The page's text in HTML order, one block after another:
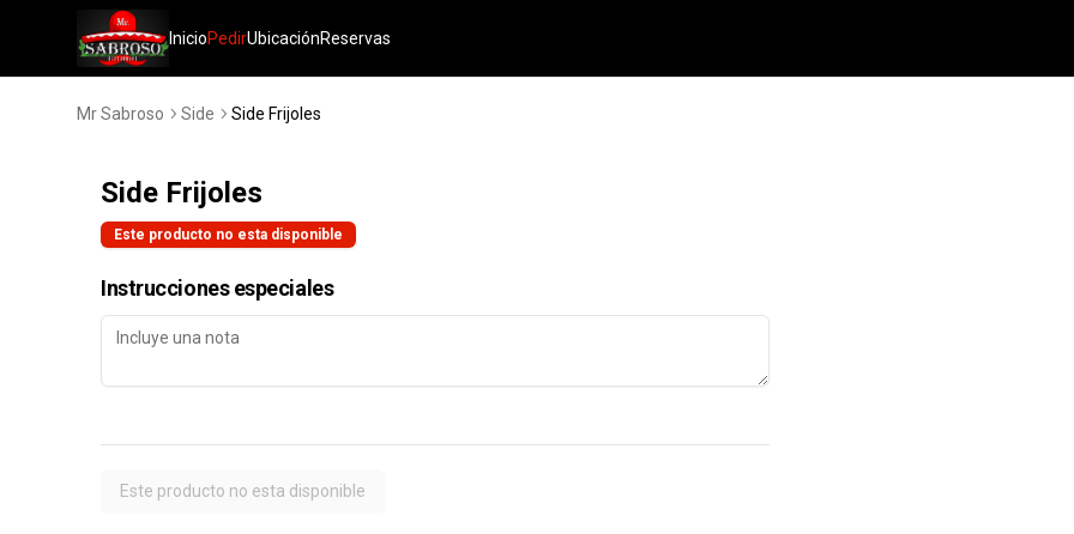
InicioPedirUbicaciónReservas
Mr Sabroso Side Side Frijoles
Side Frijoles
Este producto no esta disponible
Instrucciones especiales
Este producto no esta disponible